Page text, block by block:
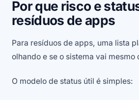
Por que risco e
resíduos de apps
Para resíduos de apps, uma lista
olhando e se o sistema vai mesmo
O modelo de status útil é simples: